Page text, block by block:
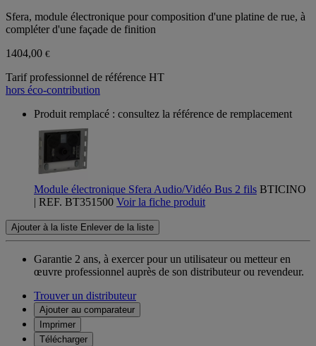
Sfera, module électronique pour composition d'une platine de rue, à
compléter d'une façade de finition
1404,00 €
Tarif professionnel de référence HT
hors éco-contribution
Produit remplacé : consultez la référence de remplacement
Module électronique Sfera Audio/Vidéo Bus 2 fils BTICINO
| REF. BT351500 Voir la fiche produit
Ajouter à la liste Enlever de la liste
Garantie 2 ans, à exercer pour un utilisateur ou metteur en
œuvre professionnel auprès de son distributeur ou revendeur.
Trouver un distributeur
Ajouter au comparateur
Imprimer
Télécharger